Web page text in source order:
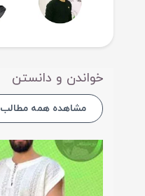
خواندن و دانستن
مشاهده همه مطالب